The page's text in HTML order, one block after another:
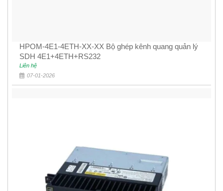
HPOM-4E1-4ETH-XX-XX Bộ ghép kênh quang quản lý
SDH 4E1+4ETH+RS232
Liên hệ
07-01-2026